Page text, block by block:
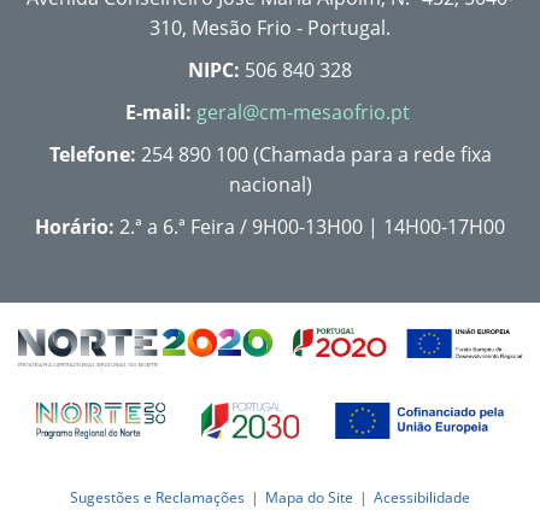
310, Mesão Frio - Portugal.
NIPC: 506 840 328
E-mail: geral@cm-mesaofrio.pt
Telefone: 254 890 100 (Chamada para a rede fixa
nacional)
Horário: 2.ª a 6.ª Feira / 9H00-13H00 | 14H00-17H00
Sugestões e Reclamações Mapa do Site Acessibilidade